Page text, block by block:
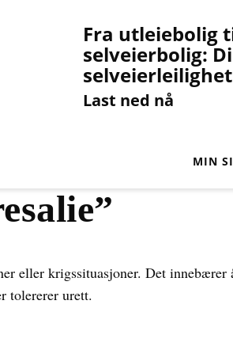
Fra utleiebolig
selveierbolig:
selveierleilighet
Last ned nå
MIN
eller krigssituasjoner. Det innebærer
tolererer urett.